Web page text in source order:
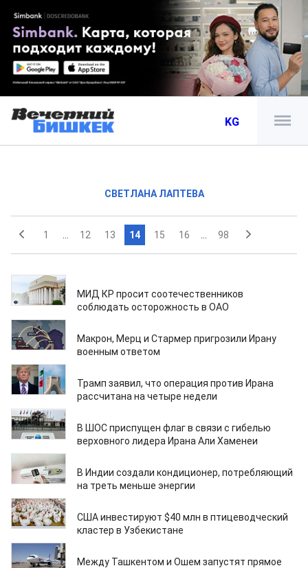
KG
СВЕТЛАНА ЛАПТЕВА
1 12 13 14 15 16 98
02.03.2026
МИД КР просит соотечественников
соблюдать осторожность в ОАО
02.03.2026
Макрон, Мерц и Стармер пригрозили Ирану
военным ответом
02.03.2026
Трамп заявил, что операция против Ирана
рассчитана на четыре недели
02.03.2026
В ШОС приспущен флаг в связи с гибелью
верховного лидера Ирана Али Хаменеи
02.03.2026
В Индии создали кондиционер, потребляющий
на треть меньше энергии
02.03.2026
США инвестируют $40 млн в птицеводческий
кластер в Узбекистане
Между Ташкентом и Ошем запустят прямое